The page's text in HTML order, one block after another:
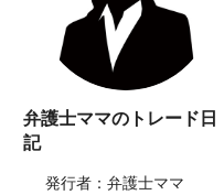
弁護士ママのトレード日
記
発行者：弁護士ママ